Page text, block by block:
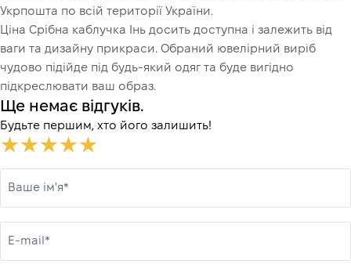
Укрпошта по всій території України.
Ціна Срібна каблучка Інь досить доступна і залежить від
ваги та дизайну прикраси. Обраний ювелірний виріб
чудово підійде під будь-який одяг та буде вигідно
підкреслювати ваш образ.
Ще немає відгуків.
Будьте першим, хто його залишить!
Ваше ім'я*
E-mail*